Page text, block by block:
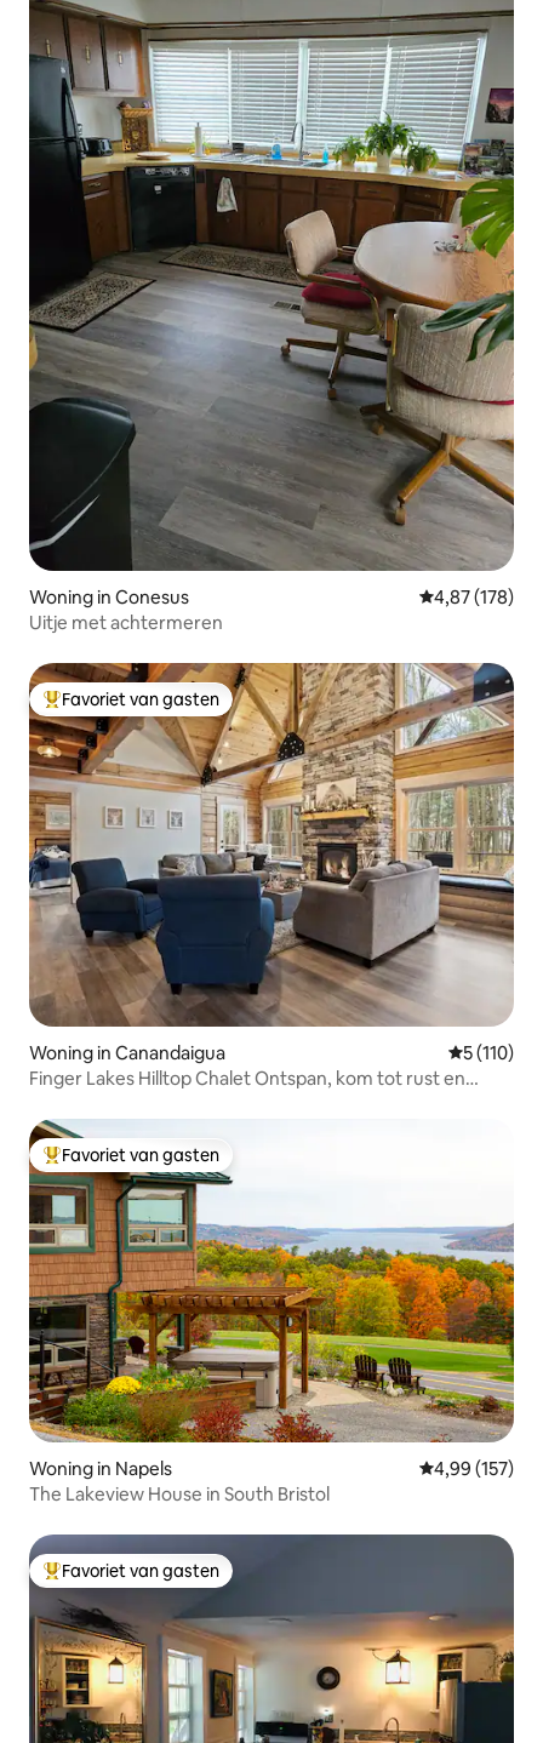
Woning in Conesus Gemiddelde
4,87 (178)
Uitje met achtermeren
Topfavoriet van gasten
Favoriet van gasten
Woning in Canandaigua
5 (110)
Finger Lakes Hilltop Chalet Ontspan, kom tot rust en
Topfavoriet van gasten
Favoriet van gasten
Woning in Napels Gemiddelde
4,99 (157)
The Lakeview House in South Bristol
Topfavoriet van gasten
Favoriet van gasten